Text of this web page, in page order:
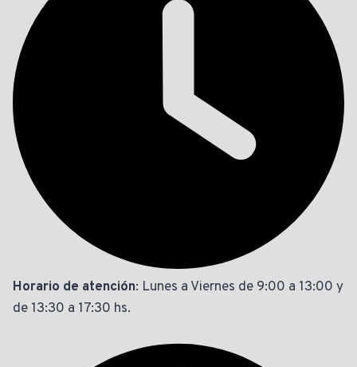
Horario de atención: Lunes a Viernes de 9:00 a 13:00 y
de 13:30 a 17:30 hs.